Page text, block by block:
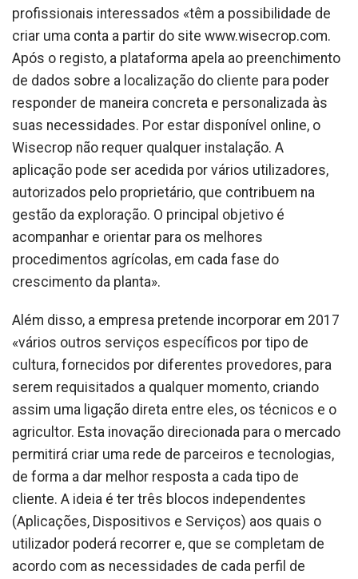
profissionais interessados «têm a possibilidade de
criar uma conta a partir do site www.wisecrop.com.
Após o registo, a plataforma apela ao preenchimento
de dados sobre a localização do cliente para poder
responder de maneira concreta e personalizada às
suas necessidades. Por estar disponível online, o
Wisecrop não requer qualquer instalação. A
aplicação pode ser acedida por vários utilizadores,
autorizados pelo proprietário, que contribuem na
gestão da exploração. O principal objetivo é
acompanhar e orientar para os melhores
procedimentos agrícolas, em cada fase do
crescimento da planta».
Além disso, a empresa pretende incorporar em 2017
«vários outros serviços específicos por tipo de
cultura, fornecidos por diferentes provedores, para
serem requisitados a qualquer momento, criando
assim uma ligação direta entre eles, os técnicos e o
agricultor. Esta inovação direcionada para o mercado
permitirá criar uma rede de parceiros e tecnologias,
de forma a dar melhor resposta a cada tipo de
cliente. A ideia é ter três blocos independentes
(Aplicações, Dispositivos e Serviços) aos quais o
utilizador poderá recorrer e, que se completam de
acordo com as necessidades de cada perfil de